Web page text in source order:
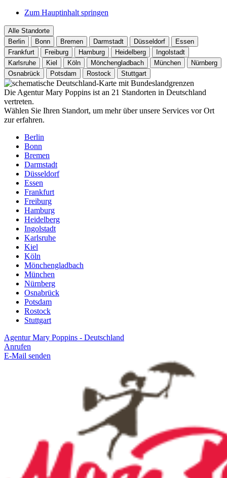
Zum Hauptinhalt springen
Alle Standorte
Berlin
Bonn Bremen Darmstadt Düsseldorf
Essen
Frankfurt
Freiburg Hamburg Heidelberg
Ingolstadt
Karlsruhe
Kiel Köln Mönchengladbach München
Nürnberg
Osnabrück
Potsdam Rostock Stuttgart
Die Agentur Mary Poppins ist an 21 Standorten in Deutschland
vertreten.
Wählen Sie Ihren Standort, um mehr über unsere Services vor Ort
zur erfahren.
Berlin
Bonn
Bremen
Darmstadt
Düsseldorf
Essen
Frankfurt
Freiburg
Hamburg
Heidelberg
Ingolstadt
Karlsruhe
Kiel
Köln
Mönchengladbach
München
Nürnberg
Osnabrück
Potsdam
Rostock
Stuttgart
Agentur Mary Poppins - Deutschland
Anrufen
E-Mail senden